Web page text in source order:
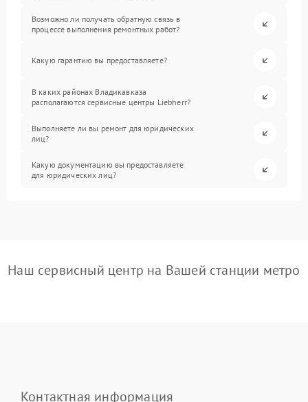
Возможно ли получать обратную связь в
процессе выполнения ремонтных работ?
Какую гарантию вы предоставляете?
В каких районах Владикавказа
располагаются сервисные центры Liebherr?
Выполняете ли вы ремонт для юридических
лиц?
Какую документацию вы предоставляете
для юридических лиц?
Наш сервисный центр на Вашей станции метро
Контактная информация